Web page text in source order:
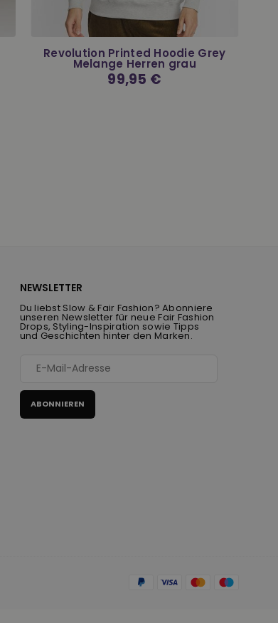
Revolution Printed Hoodie Grey
Melange Herren grau
Normaler
Preis
99,95 €
NEWSLETTER
Du liebst Slow & Fair Fashion? Abonniere
unseren Newsletter für neue Fair Fashion
Drops, Styling-Inspiration sowie Tipps
und Geschichten hinter den Marken.
ABONNIEREN